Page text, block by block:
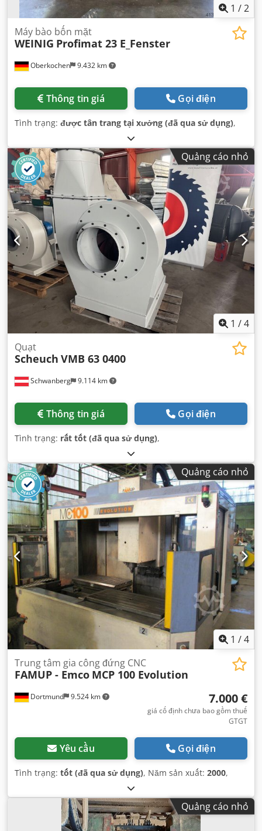
1 /2
Oberkochen 9.432 km
Máy bào bốn mặt
WEINIG Profimat 23 E_Fenster
Thông tin giá Gọi điện
Tình trạng: được tân trang tại xưởng (đã qua sử dụng),
Quảng cáo nhỏ
1 /4
Schwanberg 9.114 km
Quạt
Scheuch VMB 63 0400
Thông tin giá Gọi điện
Tình trạng: rất tốt (đã qua sử dụng),
Quảng cáo nhỏ
1 /4
Dortmund 9.524 km
Trung tâm gia công đứng CNC
FAMUP - Emco MCP 100 Evolution
7.000 €
giá cố định chưa bao gồm thuế
GTGT
Yêu cầu Gọi điện
Tình trạng: tốt (đã qua sử dụng), Năm sản xuất: 2000,
Quảng cáo nhỏ